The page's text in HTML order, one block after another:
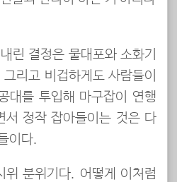
린 결정은 물대포와 소화기
리고 비겁하게도 사람들이
대를 투입해 마구잡이 연행
서 정작 잡아들이는 것은 다
이다.
분위기다. 어떻게 이처럼